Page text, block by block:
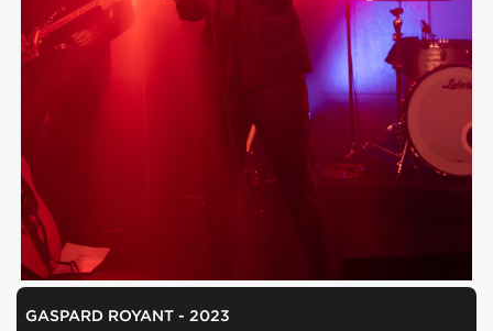
GASPARD ROYANT - 2023